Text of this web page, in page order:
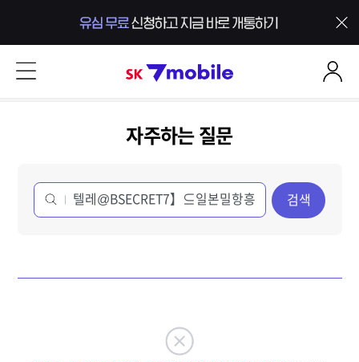
SK 7mobile
자주하는 질문
검색